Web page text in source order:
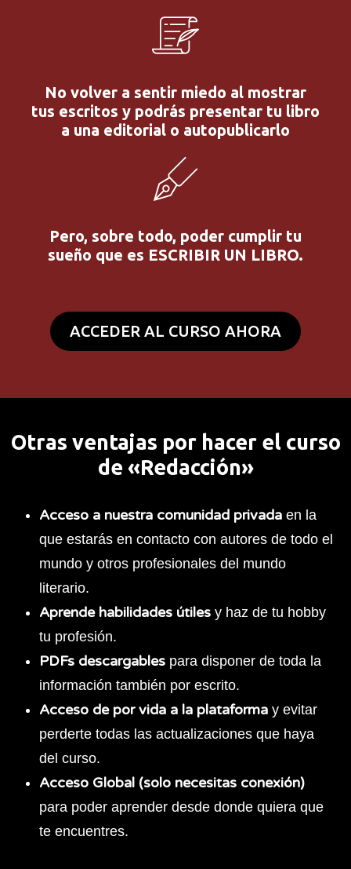
No volver a sentir miedo al mostrar
tus escritos y podrás presentar tu libro
a una editorial o autopublicarlo
Pero, sobre todo, poder cumplir tu
sueño que es ESCRIBIR UN LIBRO.
ACCEDER AL CURSO AHORA
Otras ventajas por hacer el curso
de «Redacción»
Acceso a nuestra comunidad privada en la
que estarás en contacto con autores de todo el
mundo y otros profesionales del mundo
literario.
Aprende habilidades útiles y haz de tu hobby
tu profesión.
PDFs descargables para disponer de toda la
información también por escrito.
Acceso de por vida a la plataforma y evitar
perderte todas las actualizaciones que haya
del curso.
Acceso Global (solo necesitas conexión)
para poder aprender desde donde quiera que
te encuentres.